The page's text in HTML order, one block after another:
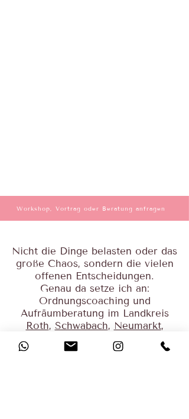
Workshop, Vortrag oder Beratung anfragen
Nicht die Dinge belasten oder das
große Chaos, sondern die vielen
offenen Entscheidungen.
Genau da setze ich an:
Ordnungscoaching und
Aufräumberatung im Landkreis
Roth, Schwabach, Neumarkt,
Nürnberg und Fürth